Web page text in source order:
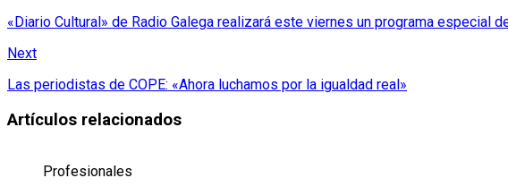
«Diario Cultural» de Radio Galega realizará este viernes un programa especial
Next
Las periodistas de COPE: «Ahora luchamos por la igualdad real»
Artículos relacionados
Profesionales